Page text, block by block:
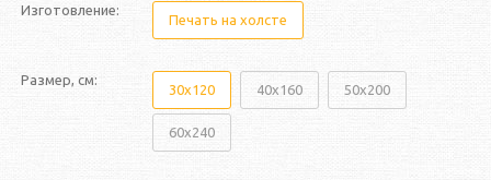
Изготовление:
Печать на холсте
Размер, см:
30х120 40х160 50х200
60х240